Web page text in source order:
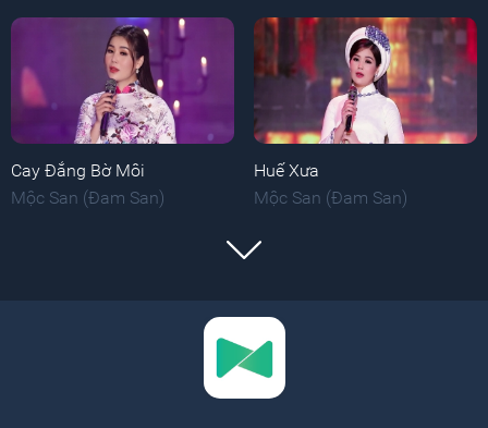
Cay Đắng Bờ Môi
Mộc San (Đam San)
Huế Xưa
Mộc San (Đam San)